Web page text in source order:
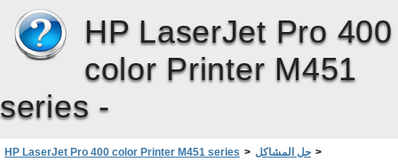
HP LaserJet Pro 400
color Printer M451
series -
HP LaserJet Pro 400 color Printer M451 series > حل المشاكل >